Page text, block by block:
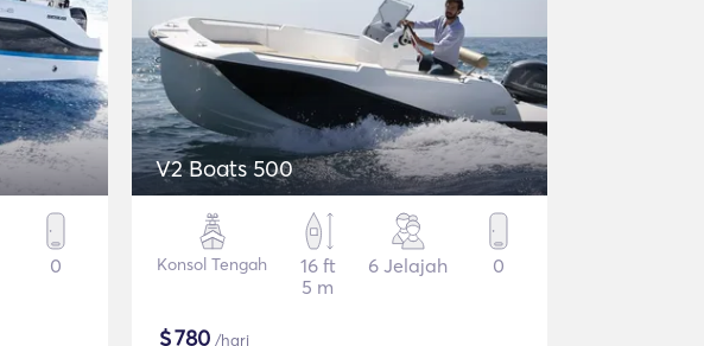
0
V2 Boats 500
Konsol Tengah
16 ft
5 m
6 Jelajah 0
$780 /hari